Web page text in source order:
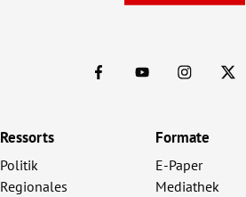
Ressorts
Politik
Regionales
Formate
E-Paper
Mediathek